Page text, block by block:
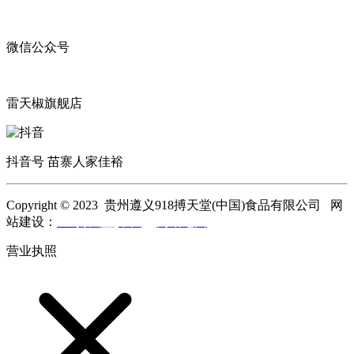
微信公众号
雷天椒旗舰店
抖音号 苗寨人家佳裕
Copyright © 2023 贵州遵义918搏天堂(中国)食品有限公司 网
站建设：
营业执照